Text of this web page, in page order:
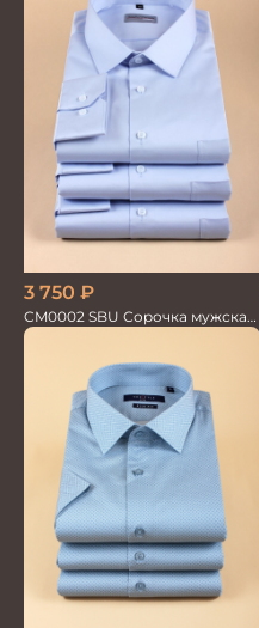
3 750 ₽
CM0002 SBU Сорочка мужская
голубая